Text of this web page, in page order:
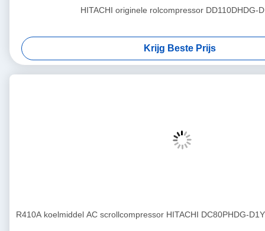
HITACHI originele rolcompressor DD110DHDG-
Krijg Beste Prijs
R410A koelmiddel AC scrollcompressor HITACHI DC80PHDG-